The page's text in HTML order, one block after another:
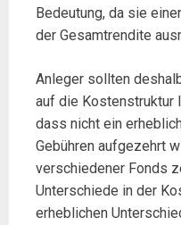
Bedeutung, da sie
der Gesamtrendite
Anleger sollten
auf die Kostenstruktur
dass nicht ein
Gebühren aufgezehrt
verschiedener Fonds
Unterschiede in der
erheblichen